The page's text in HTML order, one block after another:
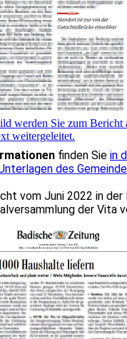
werden Sie zum Bericht
weitergeleitet.
finden Sie in
des
vom Juni 2022 in der
der Vita